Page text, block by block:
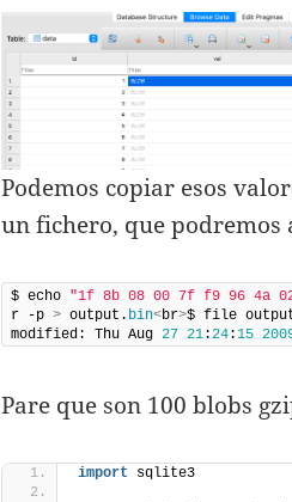
Podemos copiar esos
un fichero, que
$ echo "1f 8b 08 00 7f f9 96 4a
r -p > output. bin<br>$ file
modified: Thu Aug 27 21:24:15
Pare que son 100 blobs
import sqlite3